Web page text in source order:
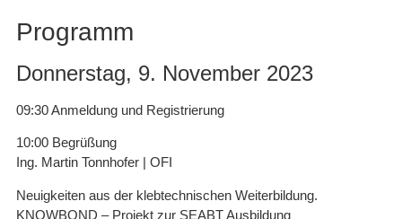
Programm
Donnerstag, 9. November 2023
09:30 Anmeldung und Registrierung
10:00 Begrüßung
Ing. Martin Tonnhofer | OFI
Neuigkeiten aus der klebtechnischen Weiterbildung.
KNOWBOND – Projekt zur SEABT Ausbildung